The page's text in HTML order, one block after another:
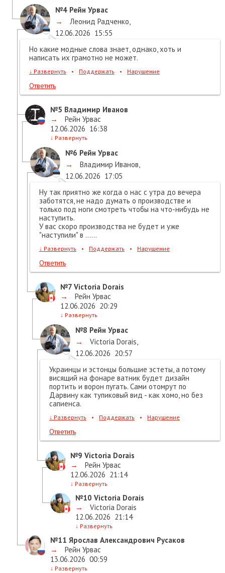
№4 Рейн Урвас
→
Леонид Радченко,
12.06.2026 15:55
Но какие модные слова знает, однако, хоть и
написать их грамотно не может.
↓ Развернуть • Поддержать • Нарушение
Ответить
№5 Владимир Иванов
→
Рейн Урвас
12.06.2026 16:38
↓ Развернуть
№6 Рейн Урвас
→
Владимир Иванов,
12.06.2026 17:05
Ну так приятно же когда о нас с утра до вечера
заботятся, не надо думать о производстве и
только под ноги смотреть чтобы на что-нибудь не
наступить.
У вас скоро производства не будет и уже
"наступили" в ......
↓ Развернуть • Поддержать • Нарушение
Ответить
№7 Victoria Dorais
→
Рейн Урвас
12.06.2026 20:29
↓ Развернуть
№8 Рейн Урвас
→
Victoria Dorais,
12.06.2026 20:57
Украинцы и эстонцы большие эстеты, а потому
висящий на фонаре ватник будет дизайн
портить и ворон пугать. Сами отомрут по
Дарвину как тупиковый вид - как хомо, но без
сапиенса.
↓ Развернуть • Поддержать • Нарушение
Ответить
№9 Victoria Dorais
→
Рейн Урвас
12.06.2026 21:14
↓ Развернуть
№10 Victoria Dorais
→
Victoria Dorais
12.06.2026 21:14
↓ Развернуть
№11 Ярослав Александрович Русаков
→
Рейн Урвас
13.06.2026 00:59
↓ Развернуть